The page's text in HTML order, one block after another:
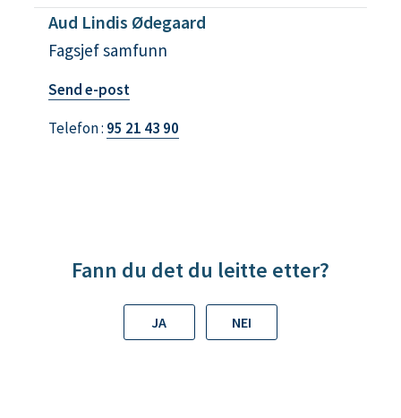
Aud Lindis Ødegaard
Fagsjef samfunn
Send e-post
l
i
n
d
Telefon 95 21 43 90
Fann du det du leitte etter?
JA NEI